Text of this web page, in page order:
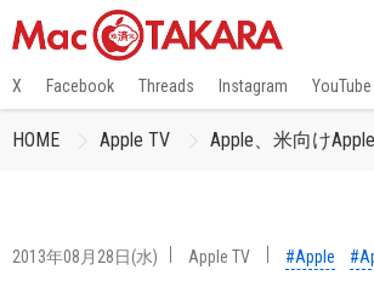
X Facebook Threads Instagram YouTube
HOME Apple TV Apple、米向け
2013年08月28日(水) Apple TV #Apple